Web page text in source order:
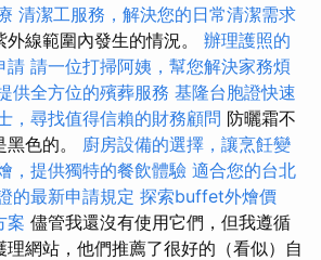
清潔工服務，解決您的日常清潔需求
線範圍內發生的情況。 辦理護照的
請 請一位打掃阿姨，幫您解決家務煩
供全方位的殯葬服務 基隆台胞證快速
，尋找值得信賴的財務顧問 防曬霜不
色的。 廚房設備的選擇，讓烹飪變
，提供獨特的餐飲體驗 適合您的台北
的最新申請規定 探索buffet外燴價
案 儘管我還沒有使用它們，但我遵循
網站，他們推薦了很好的（看似）自